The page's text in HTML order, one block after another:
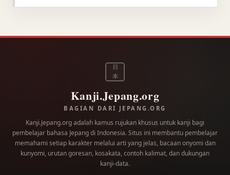
日
本
Kanji.Jepang.org
BAGIAN DARI JEPANG.ORG
Kanji.Jepang.org adalah kamus rujukan khusus untuk kanji bagi
pembelajar bahasa Jepang di Indonesia. Situs ini membantu pembelajar
memahami setiap karakter melalui arti yang jelas, bacaan onyomi dan
kunyomi, urutan goresan, kosakata, contoh kalimat, dan dukungan
kanji-data.